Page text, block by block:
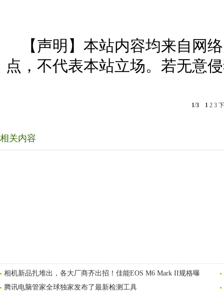
【声明】本站内容均来自网
点，不代表本站立场。若无意
1/3 1 2 3
相关内容
相机新品扎堆出，各大厂商齐出招！佳能EOS M6 Mark II规格曝
腾讯电脑管家全球独家发布了最新检测工具